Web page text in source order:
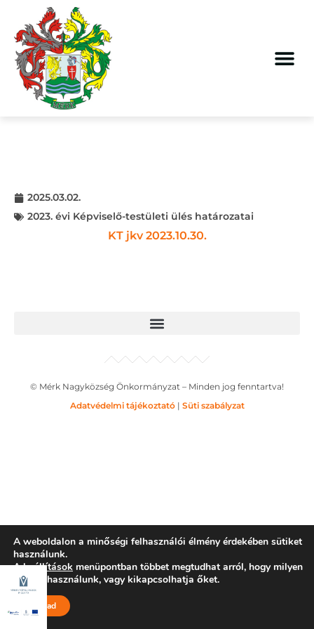
2025.03.02.
2023. évi Képviselő-testületi ülés határozatai
KT jkv 2023.10.30.
© Mérk Nagyközség Önkormányzat – Minden jog fenntartva!
Adatvédelmi tájékoztató| Süti szabályzat
A weboldalon a minőségi felhasználói élmény érdekében sütiket
használunk.
Abeállítások menüpontban többet megtudhat arról, hogy milyen
sütiket használunk, vagy kikapcsolhatja őket.
Elfogad